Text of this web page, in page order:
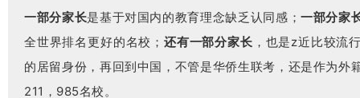
一部分家长是基于对国内的教育理念缺乏认同感；一部分家
全世界排名更好的名校； 还有一部分家长 ，也是z近比较流
的居留身份，再回到中国，不管是华侨生联考，还是作为外
211，985名校。